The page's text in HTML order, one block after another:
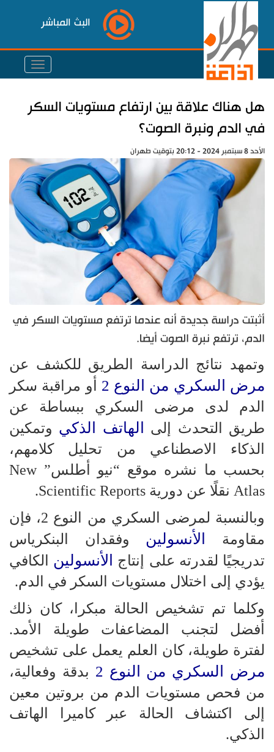
البث المباشر
هل هناك علاقة بين ارتفاع مستويات السكر
في الدم ونبرة الصوت؟
الأحد 8 سبتمبر 2024 - 20:12 بتوقيت طهران
أثبتت دراسة جديدة أنه عندما ترتفع مستويات السكر في
الدم، ترتفع نبرة الصوت أيضا.
وتمهد نتائج الدراسة الطريق للكشف عن
مرض السكري من النوع 2
أو مراقبة سكر
الدم لدى مرضى السكري ببساطة عن
طريق التحدث إلى
الهاتف الذكي وتمكين
الذكاء الاصطناعي من تحليل كلامهم،
بحسب ما نشره موقع “نيو أطلس” New
Atlas نقلًا عن دورية Scientific Reports.
وبالنسبة لمرضى السكري من النوع 2، فإن
مقاومة
الأنسولين وفقدان البنكرياس
تدريجيًا لقدرته على إنتاج
الأنسولين الكافي
يؤدي إلى اختلال مستويات السكر في الدم.
وكلما تم تشخيص الحالة مبكرا، كان ذلك
أفضل لتجنب المضاعفات طويلة الأمد.
لفترة طويلة، كان العلم يعمل على تشخيص
مرض السكري من النوع 2
بدقة وفعالية،
من فحص مستويات الدم من بروتين معين
إلى اكتشاف الحالة عبر كاميرا الهاتف
الذكي.